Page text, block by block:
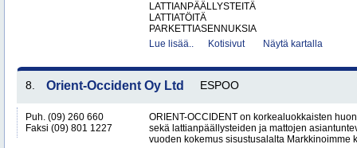
LATTIANPÄÄLLYSTEITÄ
LATTIATÖITÄ
PARKETTIASENNUKSIA
Lue lisää..
Kotisivut Näytä kartalla
8. Orient-Occident Oy Ltd ESPOO
Puh. (09) 260 660
Faksi (09) 801 1227
ORIENT-OCCIDENT on korkealuokkaisten
sekä lattianpäällysteiden ja mattojen
vuoden kokemus sisustusalalta Markkinoimme